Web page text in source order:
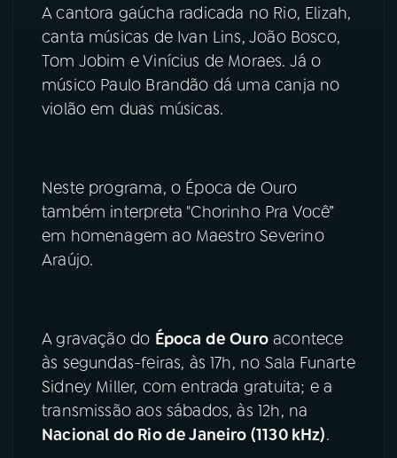
FESTIVAL DE MÚSICA
ACOMPANHE A RÁDIO NACIONAL
Instagram X
TikTok
A cantora gaúcha radicada no Rio, Elizah,
canta músicas de Ivan Lins, João Bosco,
Tom Jobim e Vinícius de Moraes. Já o
músico Paulo Brandão dá uma canja no
violão em duas músicas.
Neste programa, o Época de Ouro
também interpreta "Chorinho Pra Você”
em homenagem ao Maestro Severino
Araújo.
A gravação do Época de Ouroacontece
às segundas-feiras, às 17h, no Sala Funarte
Sidney Miller, com entrada gratuita; e a
transmissão aos sábados, às 12h, na
Nacional do Rio de Janeiro (1130 kHz).